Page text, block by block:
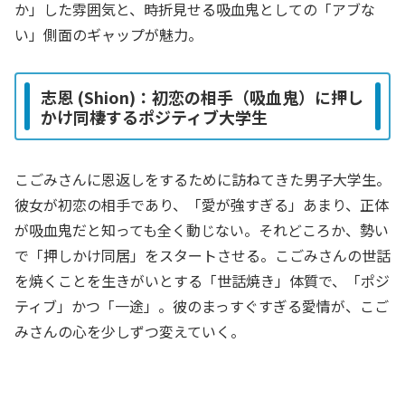
か」した雰囲気と、時折見せる吸血鬼としての「アブな
い」側面のギャップが魅力。
志恩 (Shion)：初恋の相手（吸血鬼）に押し
かけ同棲するポジティブ大学生
こごみさんに恩返しをするために訪ねてきた男子大学生。
彼女が初恋の相手であり、「愛が強すぎる」あまり、正体
が吸血鬼だと知っても全く動じない。それどころか、勢い
で「押しかけ同居」をスタートさせる。こごみさんの世話
を焼くことを生きがいとする「世話焼き」体質で、「ポジ
ティブ」かつ「一途」。彼のまっすぐすぎる愛情が、こご
みさんの心を少しずつ変えていく。